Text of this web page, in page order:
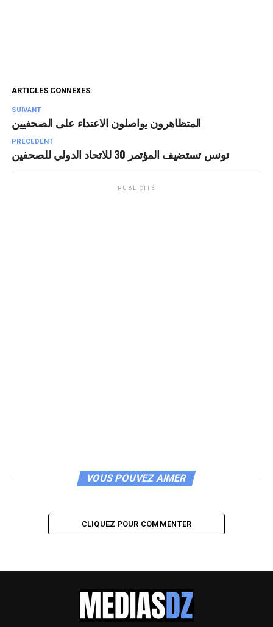
ARTICLES CONNEXES:
SUIVANT
المتظاهرون يواصلون الاعتداء على الصحفيين
PRÉCEDENT
تونس تستضيف المؤتمر 30 للاتحاد الدولي للصحفين
PUBLICITÉ
VOUS POUVEZ AIMER
CLIQUEZ POUR COMMENTER